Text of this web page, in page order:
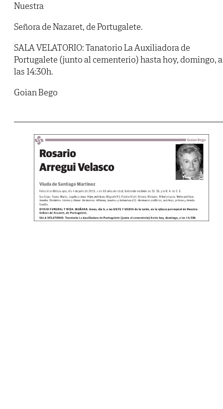
Nuestra
Señora de Nazaret, de Portugalete.
SALA VELATORIO: Tanatorio La Auxiliadora de
Portugalete (junto al cementerio) hasta hoy, domingo, a
las 14:30h.
Goian Bego